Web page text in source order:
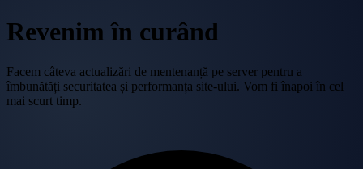
Revenim în curând
Facem câteva actualizări de mentenanță pe server pentru a
îmbunătăți securitatea și performanța site-ului. Vom fi înapoi în cel
mai scurt timp.